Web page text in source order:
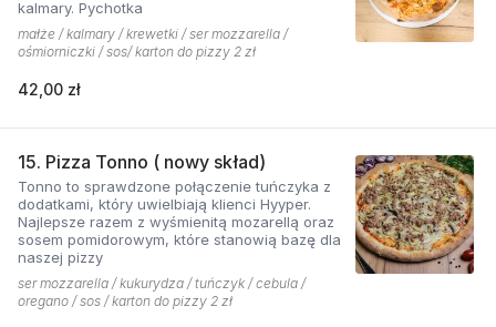
kalmary. Pychotka
małże / kalmary / krewetki / ser mozzarella /
ośmiorniczki / sos/ karton do pizzy 2 zł
42,00 zł
15. Pizza Tonno ( nowy skład)
Tonno to sprawdzone połączenie tuńczyka z
dodatkami, który uwielbiają klienci Hyyper.
Najlepsze razem z wyśmienitą mozarellą oraz
sosem pomidorowym, które stanowią bazę dla
naszej pizzy
ser mozzarella / kukurydza / tuńczyk / cebula /
oregano / sos / karton do pizzy 2 zł